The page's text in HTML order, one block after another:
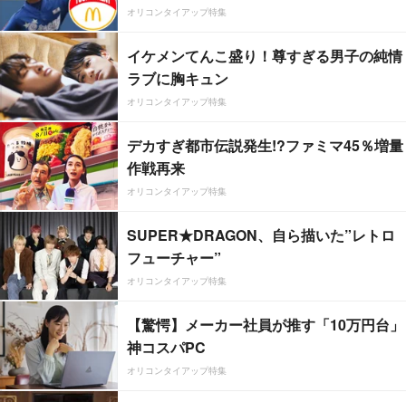
オリコンタイアップ特集
イケメンてんこ盛り！尊すぎる男子の純情
ラブに胸キュン
オリコンタイアップ特集
デカすぎ都市伝説発生!?ファミマ45％増量
作戦再来
オリコンタイアップ特集
SUPER★DRAGON、自ら描いた”レトロ
フューチャー”
オリコンタイアップ特集
【驚愕】メーカー社員が推す「10万円台」
神コスパPC
オリコンタイアップ特集